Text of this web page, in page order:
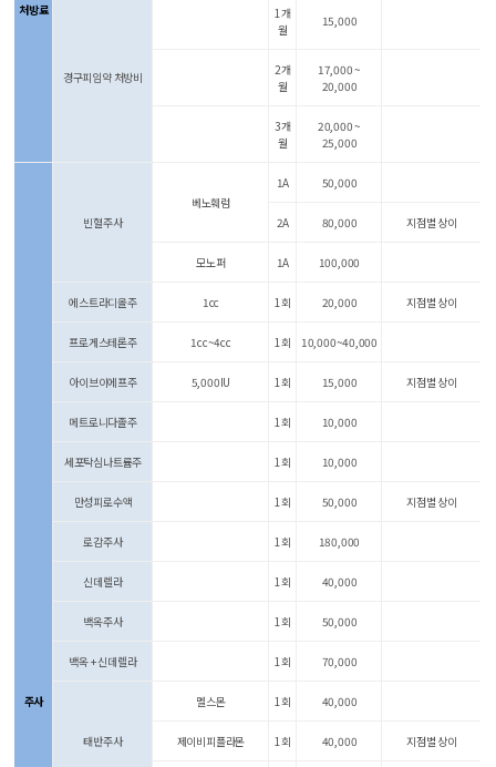
처방료
경구피임약 처방비
1개
월
15,000
2개
월
17,000 ~
20,000
3개
월
20,000 ~
25,000
주사
빈혈주사
베노훼럼
1A 50,000
2A 80,000 지점별 상이
모노퍼 1A 100,000
에스트라디올주 1cc 1회 20,000 지점별 상이
프로게스테론주 1cc~4cc 1회 10,000~40,000
아이브이에프주 5,000IU 1회 15,000 지점별 상이
메트로니다졸주 1회 10,000
세포탁심나트륨주 1회 10,000
만성피로수액 1회 50,000 지점별 상이
로감주사 1회 180,000
신데렐라 1회 40,000
백옥주사 1회 50,000
백옥 + 신데렐라 1회 70,000
태반주사
멜스몬 1회 40,000
제이비피플라몬 1회 40,000 지점별 상이